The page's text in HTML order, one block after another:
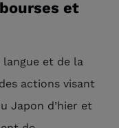
et
langue et de la
actions visant
Japon d’hier et